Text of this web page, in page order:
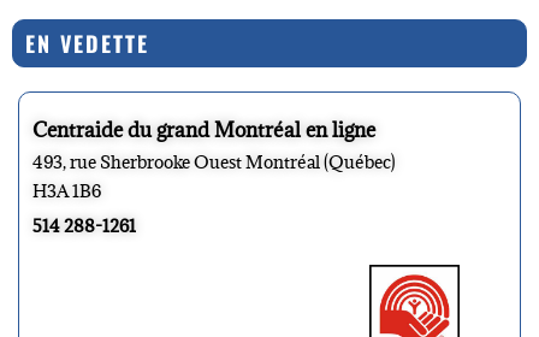
EN VEDETTE
Centraide du grand Montréal en ligne
493, rue Sherbrooke Ouest Montréal (Québec)
H3A 1B6
514 288-1261